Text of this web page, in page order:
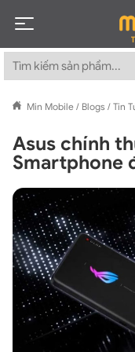
Min Mobile / Blogs / Tin
Asus chính
Smartphone